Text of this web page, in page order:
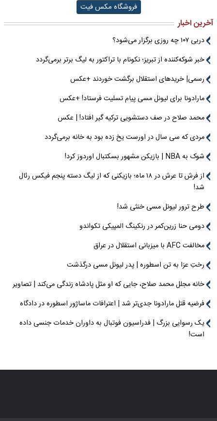
فروشگاه مکس فیت
آخرین اخبار
دربی ۱۰۷ چه روزی برگزار می‌شود؟
خبر شوکه‌کننده از تبریز؛ نکونام با تراکتور به لیگ برتر برمی‌گردد
رسمی| خریدهای استقلال برگشت خوردند +عکس
مارادونا برای لیونل مسی پیام تسلیت فرستاد! +عکس
محمد صلاح در صف دستشویی ترکیه گیر افتاد! | عکس
مردی که سی سال در اورست یخ زده بود به خانه برمی‌گردد
شوک به NBA | بازیکن مشهور بسکتبال اوردوز کرد!
از فرش تا عرش در ۱۸ ماه؛ بازیکنی که از لیگ دسته پنجم فیکس رئال
شد!
طرح ترور لیونل مسی خنثی شد!
دومی حنا زرین‌کمر در رنکینگ المپیکی تکواندو
مخالفت AFC با میزبانی استقلال در عراق
رختِ عزا به تن اسطوره | پدر لیونل مسی درگذشت
خانه مجلل محمد صلاح، جایی که او مثل پادشاه زندگی می‌کند | تصاویر
فرضیه قتل مارادونا جدی‌تر شد | اعترافات ماساژور اسطوره در دادگاه
یک رسوایی بزرگ | فدراسیون فوتبال به داوران خدمات جنسی داده
است!